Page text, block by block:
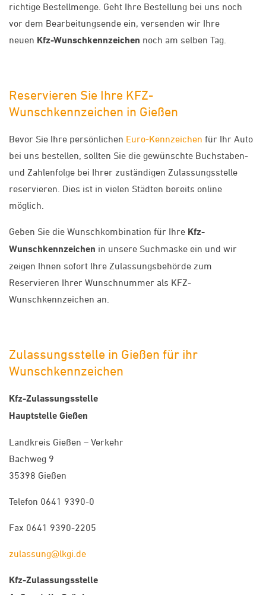
richtige Bestellmenge. Geht Ihre Bestellung bei uns noch
vor dem Bearbeitungsende ein, versenden wir Ihre
neuen Kfz-Wunschkennzeichen noch am selben Tag.
Reservieren Sie Ihre KFZ-
Wunschkennzeichen in Gießen
Bevor Sie Ihre persönlichen Euro-Kennzeichen für Ihr Auto
bei uns bestellen, sollten Sie die gewünschte Buchstaben-
und Zahlenfolge bei Ihrer zuständigen Zulassungsstelle
reservieren. Dies ist in vielen Städten bereits online
möglich.
Geben Sie die Wunschkombination für Ihre Kfz-
Wunschkennzeichen in unsere Suchmaske ein und wir
zeigen Ihnen sofort Ihre Zulassungsbehörde zum
Reservieren Ihrer Wunschnummer als KFZ-
Wunschkennzeichen an.
Zulassungsstelle in Gießen für ihr
Wunschkennzeichen
Kfz-Zulassungsstelle
Hauptstelle Gießen
Landkreis Gießen – Verkehr
Bachweg 9
35398 Gießen
Telefon 0641 9390-0
Fax 0641 9390-2205
zulassung@lkgi.de
Kfz-Zulassungsstelle